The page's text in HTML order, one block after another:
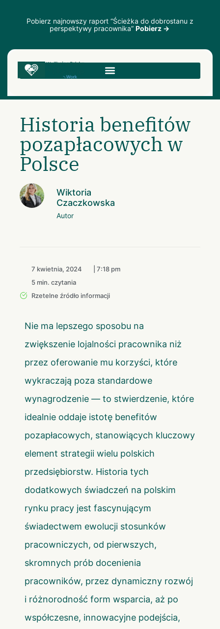
Pobierz najnowszy raport “Ścieżka do dobrostanu z
perspektywy pracownika” Pobierz →
Historia benefitów
pozapłacowych w
Polsce
Wiktoria
Czaczkowska
Autor
7 kwietnia, 2024
7:18 pm
5 min. czytania
Rzetelne źródło informacji
Nie ma lepszego sposobu na
zwiększenie lojalności pracownika niż
przez oferowanie mu korzyści, które
wykraczają poza standardowe
wynagrodzenie — to stwierdzenie, które
idealnie oddaje istotę benefitów
pozapłacowych, stanowiących kluczowy
element strategii wielu polskich
przedsiębiorstw. Historia tych
dodatkowych świadczeń na polskim
rynku pracy jest fascynującym
świadectwem ewolucji stosunków
pracowniczych, od pierwszych,
skromnych prób docenienia
pracowników, przez dynamiczny rozwój
i różnorodność form wsparcia, aż po
współczesne, innowacyjne podejścia,